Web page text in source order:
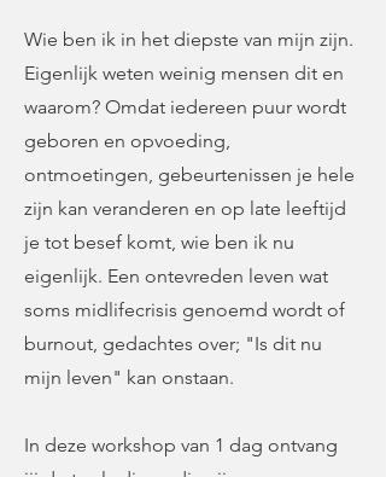
Wie ben ik in het diepste van mijn zijn.
Eigenlijk weten weinig mensen dit en
waarom? Omdat iedereen puur wordt
geboren en opvoeding,
ontmoetingen, gebeurtenissen je hele
zijn kan veranderen en op late leeftijd
je tot besef komt, wie ben ik nu
eigenlijk. Een ontevreden leven wat
soms midlifecrisis genoemd wordt of
burnout, gedachtes over; "Is dit nu
mijn leven" kan onstaan.
In deze workshop van 1 dag ontvang